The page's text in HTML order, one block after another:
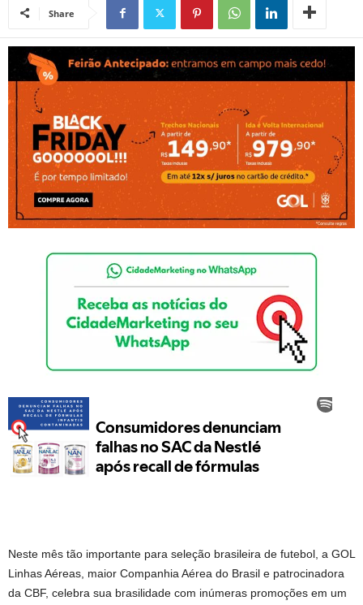
Share
Neste mês tão importante para seleção brasileira de futebol, a GOL
Linhas Aéreas, maior Companhia Aérea do Brasil e patrocinadora
da CBF, celebra sua brasilidade com inúmeras promoções em um